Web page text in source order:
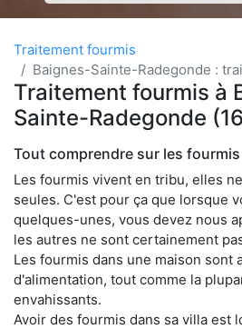
Traitement fourmis
Baignes-Sainte-Radegonde :
Traitement fourmis à
Sainte-Radegonde
Tout comprendre sur les
Les fourmis vivent en tribu, elles
seules. C'est pour ça que lorsque
quelques-unes, vous devez nous
les autres ne sont certainement
Les fourmis dans une maison sont
d'alimentation, tout comme la
envahissants.
Avoir des fourmis dans sa villa est